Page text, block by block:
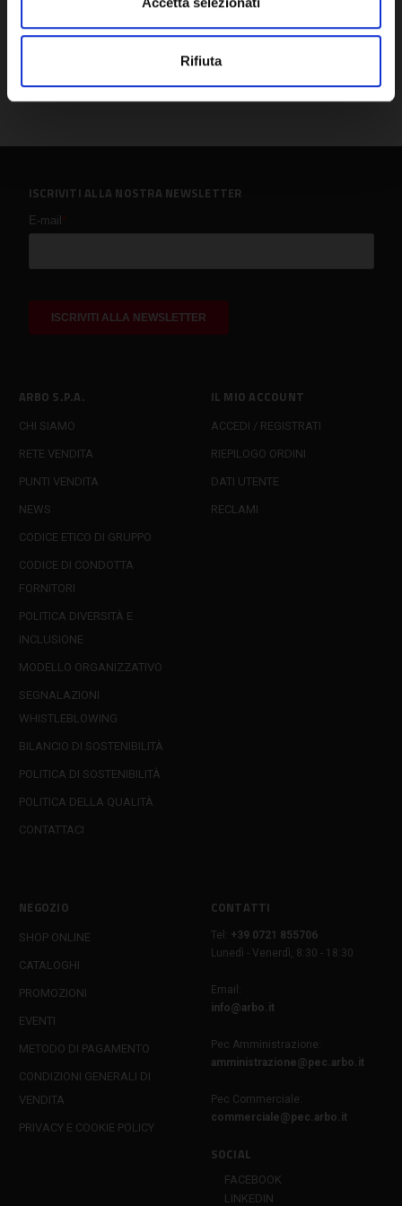
Rifiuta
ARBO S.P.A.
CHI SIAMO
RETE VENDITA
PUNTI VENDITA
NEWS
CODICE ETICO DI GRUPPO
CODICE DI CONDOTTA
FORNITORI
POLITICA DIVERSITÀ E
INCLUSIONE
MODELLO ORGANIZZATIVO
SEGNALAZIONI
WHISTLEBLOWING
BILANCIO DI SOSTENIBILITÀ
POLITICA DI SOSTENIBILITÀ
POLITICA DELLA QUALITÀ
CONTATTACI
IL MIO ACCOUNT
ACCEDI / REGISTRATI
RIEPILOGO ORDINI
DATI UTENTE
RECLAMI
NEGOZIO
SHOP ONLINE
CATALOGHI
PROMOZIONI
EVENTI
METODO DI PAGAMENTO
CONDIZIONI GENERALI DI
VENDITA
PRIVACY E COOKIE POLICY
CONTATTI
Tel:
+39 0721 855706
Lunedì - Venerdì, 8:30 - 18:30
Email:
info@arbo.it
Pec Amministrazione:
amministrazione@pec.arbo.it
Pec Commerciale:
commerciale@pec.arbo.it
SOCIAL
FACEBOOK
LINKEDIN
ISCRIVITI ALLA NOSTRA NEWSLETTER